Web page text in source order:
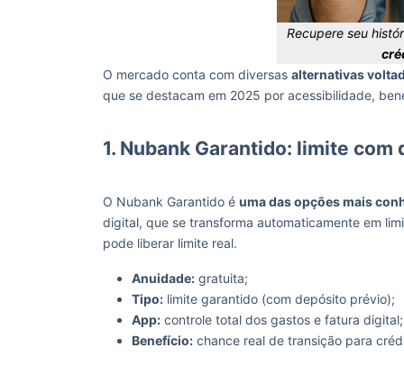
Recupere seu
O mercado conta com diversas alternativas
que se destacam em 2025 por acessibilidade,
1. Nubank Garantido: limite
O Nubank Garantido é uma das opções mais
digital, que se transforma automaticamente em
pode liberar limite real.
Anuidade: gratuita;
Tipo: limite garantido (com depósito prévio);
App: controle total dos gastos e fatura digital;
Benefício: chance real de transição para